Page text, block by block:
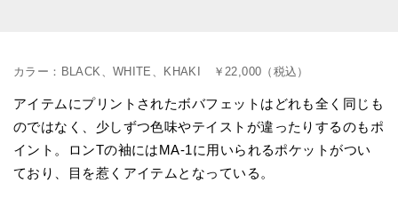
カラー：BLACK、WHITE、KHAKI ￥22,000（税込）
アイテムにプリントされたボバフェットはどれも全く同じも
のではなく、少しずつ色味やテイストが違ったりするのもポ
イント。ロンTの袖にはMA-1に用いられるポケットがつい
ており、目を惹くアイテムとなっている。